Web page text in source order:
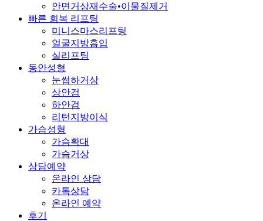
안면거상재수술•이물질제거
빠른 회복 리프팅
미니스마스리프팅
얼굴지방흡입
실리프팅
동안성형
눈썹하거상
상안검
하안검
리턴지방이식
가슴성형
가슴확대
가슴거상
상담예약
온라인 상담
카톡상담
온라인 예약
후기